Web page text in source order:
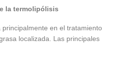
la termolipólisis
en el tratamiento
localizada. Las principales